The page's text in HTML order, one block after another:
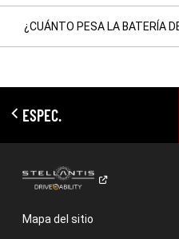
¿CUÁNTO PESA LA BATERÍA
ESPEC.
Mapa del sitio